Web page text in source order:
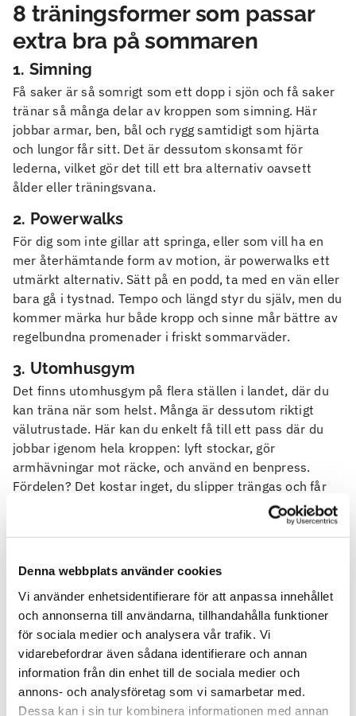
Denna webbplats använder cookies
Vi använder enhetsidentifierare för att anpassa innehållet
och annonserna till användarna, tillhandahålla funktioner
för sociala medier och analysera vår trafik. Vi
vidarebefordrar även sådana identifierare och annan
information från din enhet till de sociala medier och
annons- och analysföretag som vi samarbetar med.
Dessa kan i sin tur kombinera informationen med annan
8 träningsformer som passar
extra bra på sommaren
1. Simning
Få saker är så somrigt som ett dopp i sjön och få saker
tränar så många delar av kroppen som simning. Här
jobbar armar, ben, bål och rygg samtidigt som hjärta
och lungor får sitt. Det är dessutom skonsamt för
lederna, vilket gör det till ett bra alternativ oavsett
ålder eller träningsvana.
2. Powerwalks
För dig som inte gillar att springa, eller som vill ha en
mer återhämtande form av motion, är powerwalks ett
utmärkt alternativ. Sätt på en podd, ta med en vän eller
bara gå i tystnad. Tempo och längd styr du själv, men du
kommer märka hur både kropp och sinne mår bättre av
regelbundna promenader i friskt sommarväder.
3. Utomhusgym
Det finns utomhusgym på flera ställen i landet, där du
kan träna när som helst. Många är dessutom riktigt
välutrustade. Här kan du enkelt få till ett pass där du
jobbar igenom hela kroppen: lyft stockar, gör
armhävningar mot räcke, och använd en benpress.
Fördelen? Det kostar inget, du slipper trängas och får
4. Pilates
hållning och samtidigt ökar kroppskontrollen? Då är
pilates perfekt. Du behöver bara en matta och några
kvadratmeter att röra dig på. Pilates fokuserar på
bålstabilitet, andning och kontrollerade rörelser. Det är
lågintensivt men otroligt effektivt, särskilt för rygg,
mage och hållning. Passar lika bra som morgonstart på
altanen som avslappning efter en dag på stranden.